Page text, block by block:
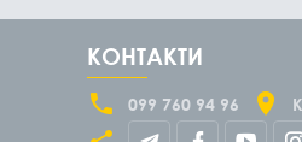
КОНТАКТИ
099 760 94 96